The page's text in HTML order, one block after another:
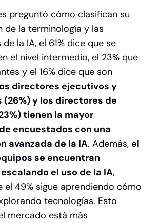
preguntó cómo clasifican su
de la terminología y las
la IA, el 61% dice que se
el nivel intermedio, el 23% que
y el 16% dice que son
directores ejecutivos y
y los directores de
tienen la mayor
encuestados con una
avanzada de la IA. Además, el
se encuentran
el uso de la IA,
el 49% sigue aprendiendo cómo
tecnologías. Esto
mercado está más